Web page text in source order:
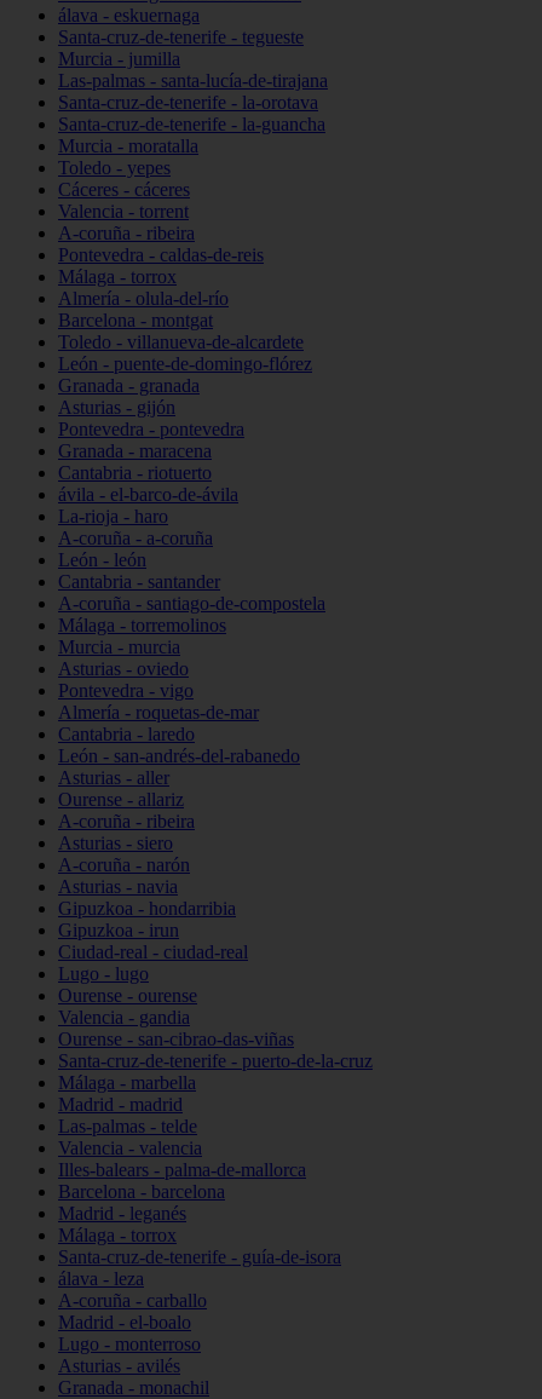
álava - eskuernaga
Santa-cruz-de-tenerife - tegueste
Murcia - jumilla
Las-palmas - santa-lucía-de-tirajana
Santa-cruz-de-tenerife - la-orotava
Santa-cruz-de-tenerife - la-guancha
Murcia - moratalla
Toledo - yepes
Cáceres - cáceres
Valencia - torrent
A-coruña - ribeira
Pontevedra - caldas-de-reis
Málaga - torrox
Almería - olula-del-río
Barcelona - montgat
Toledo - villanueva-de-alcardete
León - puente-de-domingo-flórez
Granada - granada
Asturias - gijón
Pontevedra - pontevedra
Granada - maracena
Cantabria - riotuerto
ávila - el-barco-de-ávila
La-rioja - haro
A-coruña - a-coruña
León - león
Cantabria - santander
A-coruña - santiago-de-compostela
Málaga - torremolinos
Murcia - murcia
Asturias - oviedo
Pontevedra - vigo
Almería - roquetas-de-mar
Cantabria - laredo
León - san-andrés-del-rabanedo
Asturias - aller
Ourense - allariz
A-coruña - ribeira
Asturias - siero
A-coruña - narón
Asturias - navia
Gipuzkoa - hondarribia
Gipuzkoa - irun
Ciudad-real - ciudad-real
Lugo - lugo
Ourense - ourense
Valencia - gandia
Ourense - san-cibrao-das-viñas
Santa-cruz-de-tenerife - puerto-de-la-cruz
Málaga - marbella
Madrid - madrid
Las-palmas - telde
Valencia - valencia
Illes-balears - palma-de-mallorca
Barcelona - barcelona
Madrid - leganés
Málaga - torrox
Santa-cruz-de-tenerife - guía-de-isora
álava - leza
A-coruña - carballo
Madrid - el-boalo
Lugo - monterroso
Asturias - avilés
Granada - monachil